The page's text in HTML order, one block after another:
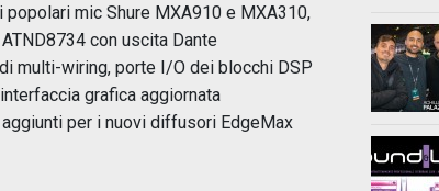
mic Shure MXA910 e MXA310,
con uscita Dante
multi-wiring, porte I/O dei blocchi DSP
grafica aggiornata
per i nuovi diffusori EdgeMax